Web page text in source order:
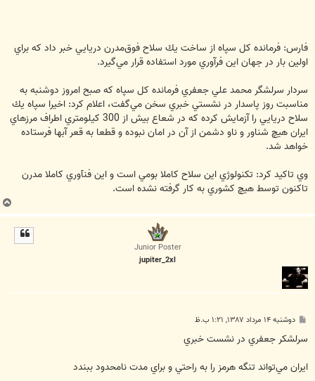
فارس: فرمانده كل سپاه از ساخت يك سلاح فوق‌مدرن دريايي خبر داد كه براي
اولين بار در جهان اين فرآوري مورد استفاده قرار مي‌گيرد.
سردار سرلشگر محمد علي جعفري فرمانده كل سپاه كه صبح امروز دوشنبه به
مناسبت روز پاسدار در نشستي خبري سخن مي‌گفت، اعلام كرد: اخيرا سپاه يك
سلاح دريايي را آزمايش كرده كه در شعاع بيش از 300 كيلومتري اطراف مرزهاي
ايران هيچ شناور و ناو دشمن از آن در امان نبوده و قطعا به قعر آبها فرستاده
خواهد شد.
وي تاكيد كرد: تكنولوژي اين سلاح كاملا بومي است و اين فنآوري كاملا مدرن
تاكنون توسط هيچ كشوري به كار گرفته نشده است.
ب
ا
Junior Poster
jupiter_2xl
پ
ت
دوشنبه ۱۴ مرداد ۱۳۸۷, ۱:۲۱ ب.ظ
سرلشكر جعفري در نشست خبري
ايران مي‌تواند تنگه هرمز را به راحتي و براي مدت نامحدود ببندد